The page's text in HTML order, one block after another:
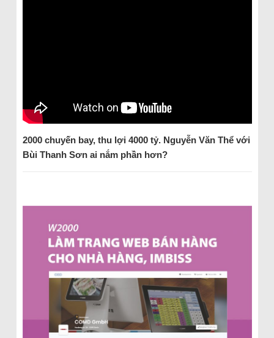
2000 chuyến bay, thu lợi 4000 tỷ. Nguyễn Văn Thể với
Bùi Thanh Sơn ai nắm phần hơn?